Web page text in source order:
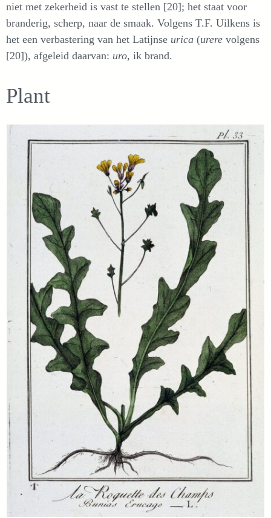
niet met zekerheid is vast te stellen [20]; het staat voor
branderig, scherp, naar de smaak. Volgens T.F. Uilkens is
het een verbastering van het Latijnse urica (urere volgens
[20]), afgeleid daarvan: uro, ik brand.
Plant